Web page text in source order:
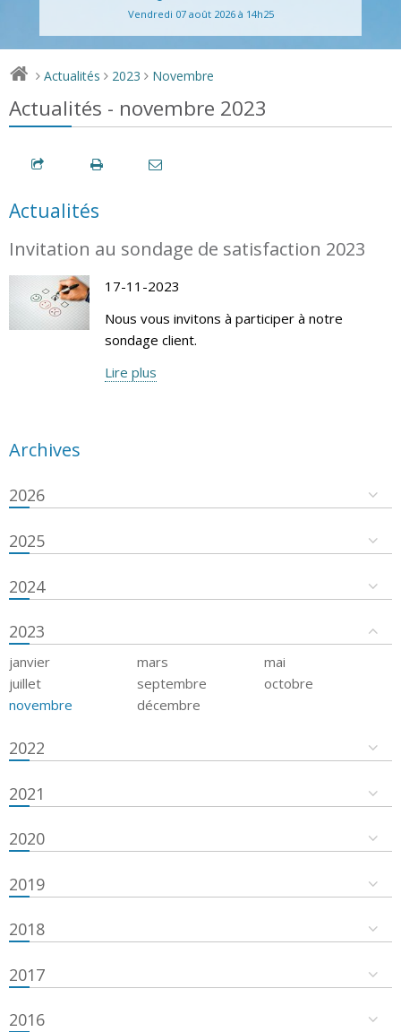
Vendredi 07 août 2026 à 14h25
> Actualités > 2023 > Novembre
Actualités - novembre 2023
Actualités
Invitation au sondage de satisfaction 2023
17-11-2023
Nous vous invitons à participer à notre
sondage client.
Lire plus
Archives
2026
2025
2024
2023
janvier mars
mai
juillet
septembre
octobre
novembre
décembre
2022
2021
2020
2019
2018
2017
2016